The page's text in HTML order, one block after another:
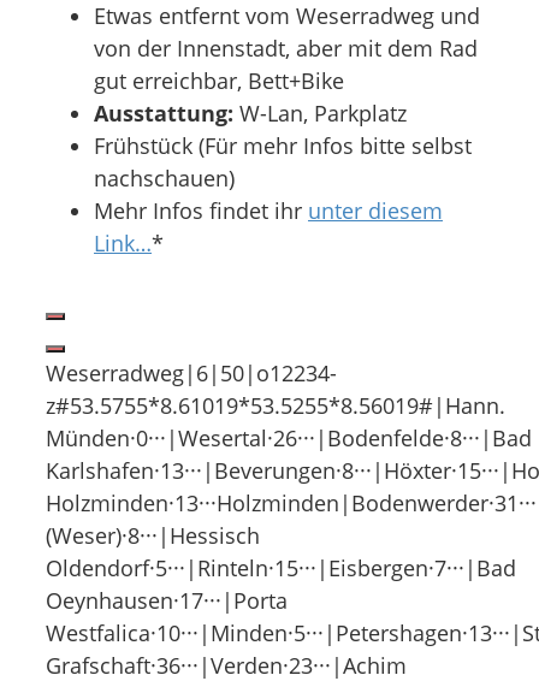
Etwas entfernt vom Weserradweg und
von der Innenstadt, aber mit dem Rad
gut erreichbar, Bett+Bike
Ausstattung: W-Lan, Parkplatz
Frühstück (Für mehr Infos bitte selbst
nachschauen)
Mehr Infos findet ihr unter diesem
Link…*
Weserradweg|6|50|o12234-
z#53.5755*8.61019*53.5255*8.56019#|Hann.
Münden·0···|Wesertal·26···|Bodenfelde·8···|Bad
(Weser)·8···|Hessisch
Oldendorf·5···|Rinteln·15···|Eisbergen·7···|Bad
Oeynhausen·17···|Porta
Grafschaft·36···|Verden·23···|Achim